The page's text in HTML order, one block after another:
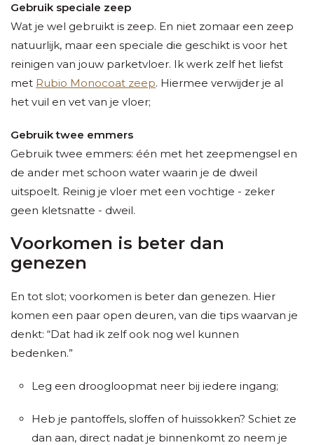
Gebruik speciale zeep
Wat je wel gebruikt is zeep. En niet zomaar een zeep
natuurlijk, maar een speciale die geschikt is voor het
reinigen van jouw parketvloer. Ik werk zelf het liefst
met Rubio Monocoat zeep. Hiermee verwijder je al
het vuil en vet van je vloer;
Gebruik twee emmers
Gebruik twee emmers: één met het zeepmengsel en
de ander met schoon water waarin je de dweil
uitspoelt. Reinig je vloer met een vochtige - zeker
geen kletsnatte - dweil.
Voorkomen is beter dan
genezen
En tot slot; voorkomen is beter dan genezen. Hier
komen een paar open deuren, van die tips waarvan je
denkt: “Dat had ik zelf ook nog wel kunnen
bedenken.”
Leg een droogloopmat neer bij iedere ingang;
Heb je pantoffels, sloffen of huissokken? Schiet ze
dan aan, direct nadat je binnenkomt zo neem je